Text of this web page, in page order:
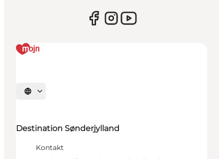
Sprache auswählen
Destination Sønderjylland
Kontakt